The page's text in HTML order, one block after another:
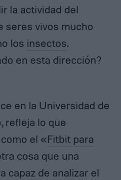
la actividad del
seres vivos mucho
los insectos.
en esta dirección?
en la Universidad de
refleja lo que
el «Fitbit para
cosa que una
capaz de analizar el